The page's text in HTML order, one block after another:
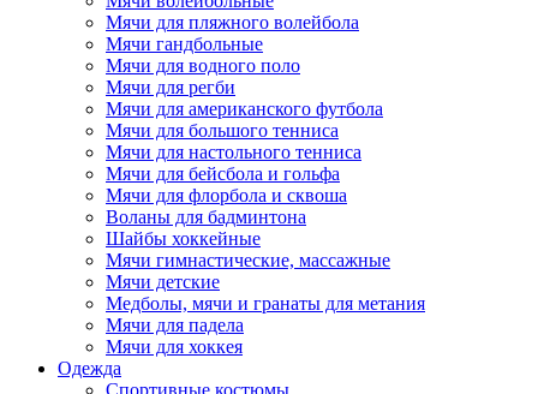
Мячи для пляжного волейбола
Мячи гандбольные
Мячи для водного поло
Мячи для регби
Мячи для американского футбола
Мячи для большого тенниса
Мячи для настольного тенниса
Мячи для бейсбола и гольфа
Мячи для флорбола и сквоша
Воланы для бадминтона
Шайбы хоккейные
Мячи гимнастические, массажные
Мячи детские
Медболы, мячи и гранаты для метания
Мячи для падела
Мячи для хоккея
Одежда
Спортивные костюмы